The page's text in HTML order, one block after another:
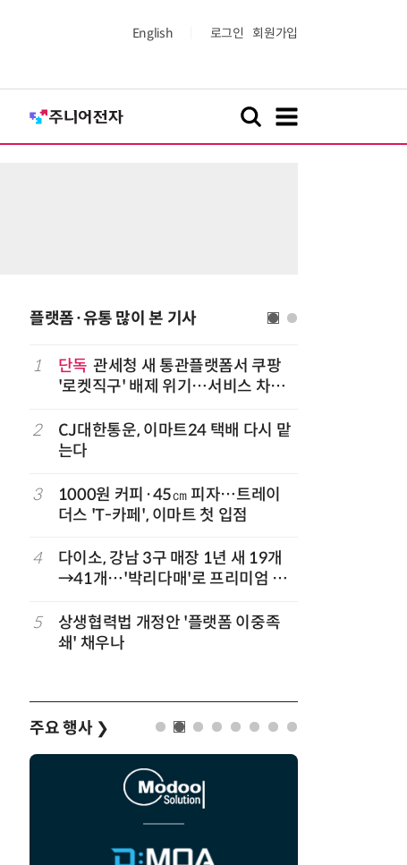
English 로그인 회원가입
플랫폼·유통 많이 본 기사
1 단독 관세청 새 통관플랫폼서 쿠팡
'로켓직구' 배제 위기…서비스 차질
2
CJ대한통운, 이마트24 택배 다시 맡
는다
3
1000원 커피·45㎝ 피자…트레이
더스 'T-카페', 이마트 첫 입점
4
다이소, 강남 3구 매장 1년 새 19개
→41개…'박리다매'로 프리미엄 상
5
상생협력법 개정안 '플랫폼 이중족
쇄' 채우나
주요 행사 ❯